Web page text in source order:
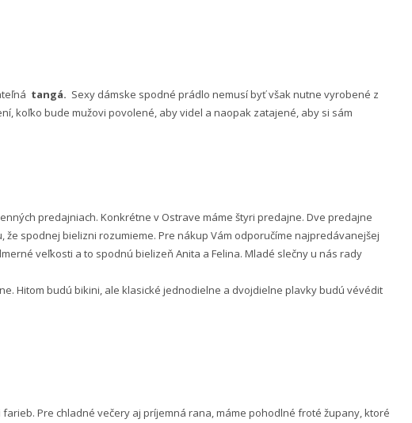
tangá. Sexy dámske spodné prádlo nemusí byť však nutne vyrobené z
koľko bude mužovi povolené, aby videl a naopak zatajené, aby si sám
predajniach. Konkrétne v Ostrave máme štyri predajne. Dve predajne
že spodnej bielizni rozumieme. Pre nákup Vám odporučíme najpredávanejšej
veľkosti a to spodnú bielizeň Anita a Felina. Mladé slečny u nás rady
Hitom budú bikini, ale klasické jednodielne a dvojdielne plavky budú vévédit
Pre chladné večery aj príjemná rana, máme pohodlné froté župany, ktoré